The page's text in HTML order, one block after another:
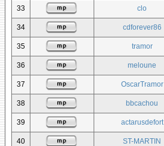
33 clo
34 cdforever86
35 tramor
36 meloune
37 OscarTramor
38 bbcachou
39 actarusdefort
40 ST-MARTIN